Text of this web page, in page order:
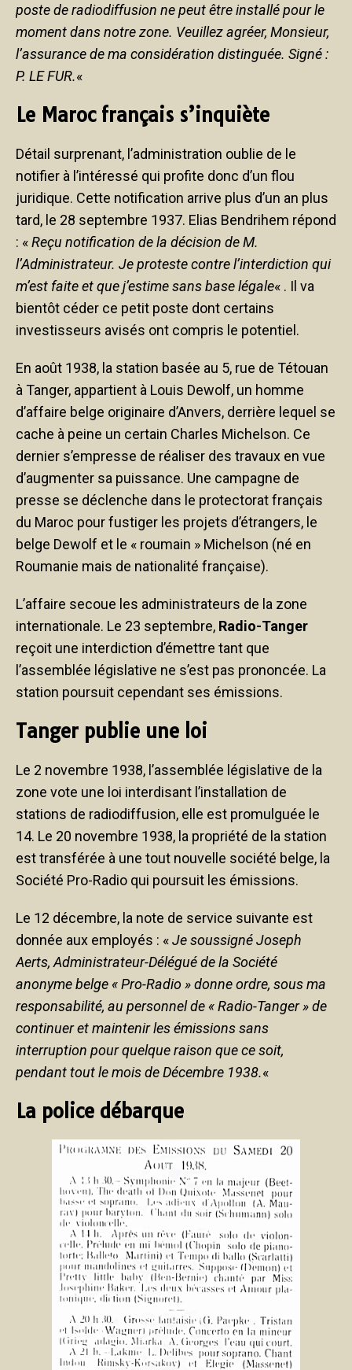
poste de radiodiffusion ne peut être installé pour le
moment dans notre zone. Veuillez agréer, Monsieur,
l’assurance de ma considération distinguée. Signé :
P. LE FUR.«
Le Maroc français s’inquiète
Détail surprenant, l’administration oublie de le
notifier à l’intéressé qui profite donc d’un flou
juridique. Cette notification arrive plus d’un an plus
tard, le 28 septembre 1937. Elias Bendrihem répond
: «Reçu notification de la décision de M.
l’Administrateur. Je proteste contre l’interdiction qui
m’est faite et que j’estime sans base légale« . Il va
bientôt céder ce petit poste dont certains
investisseurs avisés ont compris le potentiel.
En août 1938, la station basée au 5, rue de Tétouan
à Tanger, appartient à Louis Dewolf, un homme
d’affaire belge originaire d’Anvers, derrière lequel se
cache à peine un certain Charles Michelson. Ce
dernier s’empresse de réaliser des travaux en vue
d’augmenter sa puissance. Une campagne de
presse se déclenche dans le protectorat français
du Maroc pour fustiger les projets d’étrangers, le
belge Dewolf et le « roumain » Michelson (né en
Roumanie mais de nationalité française).
L’affaire secoue les administrateurs de la zone
internationale. Le 23 septembre, Radio-Tanger
reçoit une interdiction d’émettre tant que
l’assemblée législative ne s’est pas prononcée. La
station poursuit cependant ses émissions.
Tanger publie une loi
Le 2 novembre 1938, l’assemblée législative de la
zone vote une loi interdisant l’installation de
stations de radiodiffusion, elle est promulguée le
14. Le 20 novembre 1938, la propriété de la station
est transférée à une tout nouvelle société belge, la
Société Pro-Radio qui poursuit les émissions.
Le 12 décembre, la note de service suivante est
donnée aux employés : «Je soussigné Joseph
Aerts, Administrateur-Délégué de la Société
anonyme belge « Pro-Radio » donne ordre, sous ma
responsabilité, au personnel de « Radio-Tanger » de
continuer et maintenir les émissions sans
interruption pour quelque raison que ce soit,
pendant tout le mois de Décembre 1938.«
La police débarque